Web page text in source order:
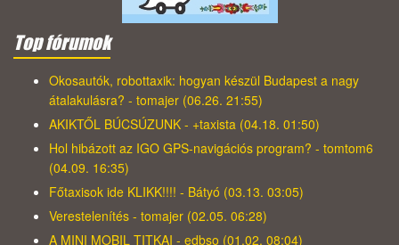
Top fórumok
Okosautók, robottaxik: hogyan készül Budapest a nagy
átalakulásra? - tomajer (06.26. 21:55)
AKIKTŐL BÚCSÚZUNK - +taxista (04.18. 01:50)
Hol hibázott az IGO GPS-navigációs program? - tomtom6
(04.09. 16:35)
Főtaxisok ide KLIKK!!!! - Bátyó (03.13. 03:05)
Verestelenítés - tomajer (02.05. 06:28)
A MINI MOBIL TITKAI - edbso (01.02. 08:04)